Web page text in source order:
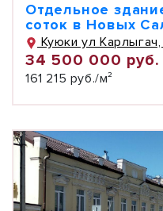
Отдельное
соток в Новых
Куюки ул Карлыгач,
34 500 000 руб.
161 215 руб./м²